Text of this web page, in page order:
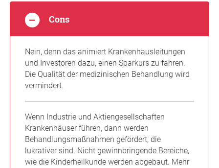
Cons
Nein, denn das animiert Krankenhausleitungen
und Investoren dazu, einen Sparkurs zu fahren.
Die Qualität der medizinischen Behandlung wird
vermindert.
Wenn Industrie und Aktiengesellschaften
Krankenhäuser führen, dann werden
Behandlungsmaßnahmen gefördert, die
lukrativer sind. Nicht gewinnbringende Bereiche,
wie die Kinderheilkunde werden abgebaut. Mehr